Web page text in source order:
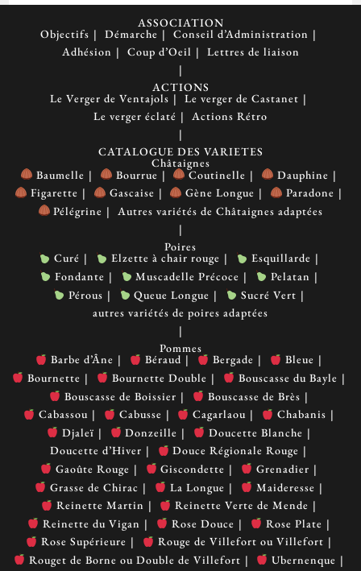
ASSOCIATION
Objectifs Démarche
Conseil d’Administration
Adhésion
Coup d’Oeil Lettres de liaison
ACTIONS
Le Verger de Ventajols
Le verger de Castanet
Le verger éclaté
Actions Rétro
CATALOGUE DES VARIETES
Châtaignes
Baumelle
Bourrue Coutinelle
Dauphine
Figarette
Gascaise Gène Longue
Paradone
Pélégrine
Autres variétés de Châtaignes adaptées
Poires
Curé
Elzette à chair rouge
Esquillarde
Fondante
Muscadelle Précoce
Pelatan
Pérous
Queue Longue
Sucré Vert
autres variétés de poires adaptées
Pommes
Barbe d’Âne
Béraud Bergade
Bleue
Bournette
Bournette Double
Bouscasse du Bayle
Bouscasse de Boissier
Bouscasse de Brès
Cabassou
Cabusse Cagarlaou
Chabanis
Djaleï
Donzeille
Doucette Blanche
Doucette d’Hiver
Douce Régionale Rouge
Gaoûte Rouge
Giscondette
Grenadier
Grasse de Chirac
La Longue
Maideresse
Reinette Martin
Reinette Verte de Mende
Reinette du Vigan
Rose Douce
Rose Plate
Rose Supérieure
Rouge de Villefort ou Villefort
Rouget de Borne ou Double de Villefort
Ubernenque